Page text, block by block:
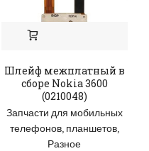
Шлейф межплатный в
сборе Nokia 3600
(0210048)
Запчасти для мобильных
телефонов, планшетов,
Разное